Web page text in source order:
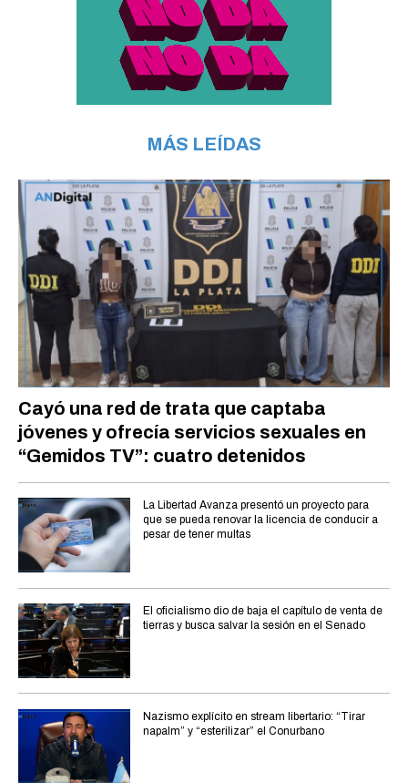
MÁS LEÍDAS
Cayó una red de trata que captaba
jóvenes y ofrecía servicios sexuales en
“Gemidos TV”: cuatro detenidos
La Libertad Avanza presentó un proyecto para
que se pueda renovar la licencia de conducir a
pesar de tener multas
El oficialismo dio de baja el capítulo de venta de
tierras y busca salvar la sesión en el Senado
Nazismo explícito en stream libertario: “Tirar
napalm” y “esterilizar” el Conurbano